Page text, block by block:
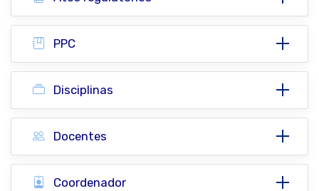
PPC
Disciplinas
Docentes
Coordenador